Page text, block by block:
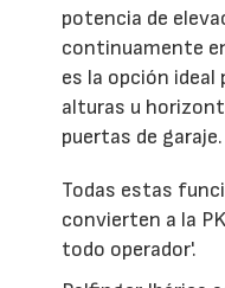
potencia de
continuamente
es la opción ideal
alturas u
puertas de garaje.
Todas estas
convierten a la
todo operador'.